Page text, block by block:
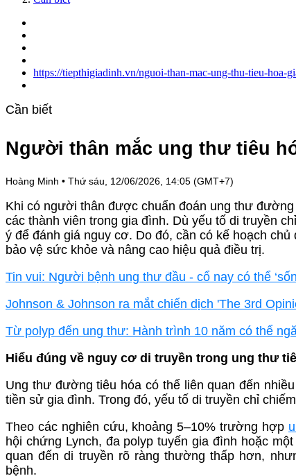
https://tiepthigiadinh.vn/nguoi-than-mac-ung-thu-tieu-hoa-
Cần biết
Người thân mắc ung thư tiêu
Hoàng Minh • Thứ sáu, 12/06/2026, 14:05 (GMT+7)
Khi có người thân được chuẩn đoán ung thư
các thành viên trong gia đình. Dù yếu tố di truyền
ý để đánh giá nguy cơ. Do đó, cần có kế hoạch
bảo vệ sức khỏe và nâng cao hiệu quả điều trị.
Tin vui: Người bệnh ung thư đầu - cổ nay có thể
Johnson & Johnson ra mắt chiến dịch 'The 3rd
Từ polyp đến ung thư: Hành trình 10 năm có thể
Hiểu đúng về nguy cơ di truyền trong ung thư
Ung thư đường tiêu hóa có thể liên quan đến
tiền sử gia đình. Trong đó, yếu tố di truyền chỉ
Theo các nghiên cứu, khoảng 5–10% trường hợp
hội chứng Lynch, đa polyp tuyến gia đình hoặc
quan đến di truyền rõ ràng thường thấp hơn,
bệnh.